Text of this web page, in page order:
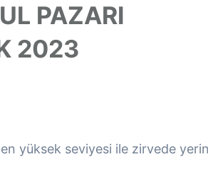
PAZARI
2023
en yüksek seviyesi ile zirvede